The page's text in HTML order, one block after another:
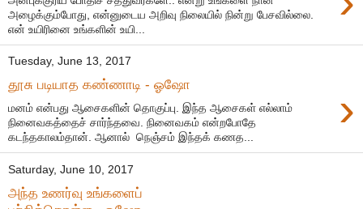
அழைக்கும்போது, என்னுடைய அறிவு நிலையில் நின்று பேசவில்லை.
என் உயிரினை உங்களின் உயி...
Tuesday, June 13, 2017
தூசு படியாத கண்ணாடி - ஓஷோ ›
மனம் என்பது ஆசைகளின் தொகுப்பு. இந்த ஆசைகள் எல்லாம்
நினைவகத்தைச் சார்ந்தவை. நினைவகம் என்றபோதே
கடந்தகாலம்தான். ஆனால் நெஞ்சம் இந்தக் கணத...
Saturday, June 10, 2017
அந்த உணர்வு உங்களைப்